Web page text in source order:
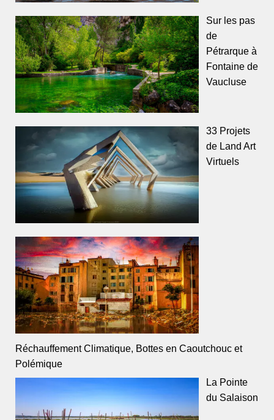
Sur les pas
de
Pétrarque à
Fontaine de
Vaucluse
33 Projets
de Land Art
Virtuels
Réchauffement Climatique, Bottes en Caoutchouc et
Polémique
La Pointe
du Salaison